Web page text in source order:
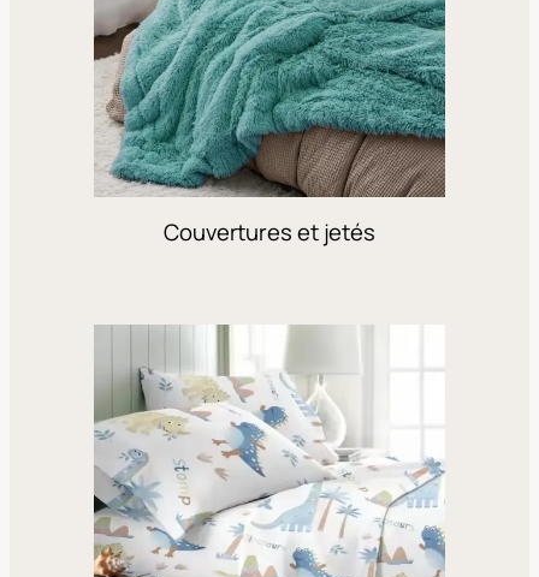
Couvertures et jetés